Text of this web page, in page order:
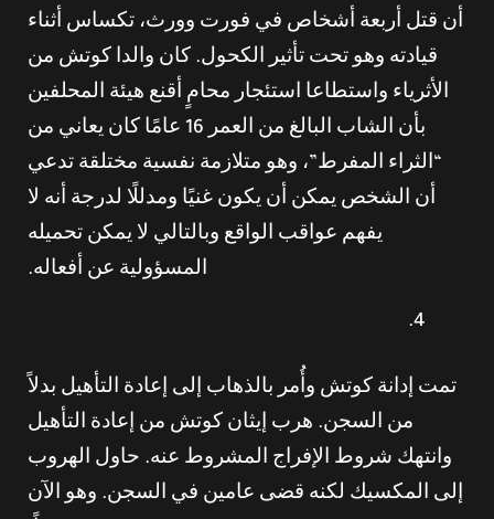
أن قتل أربعة أشخاص في فورت وورث، تكساس أثناء
قيادته وهو تحت تأثير الكحول. كان والدا كوتش من
الأثرياء واستطاعا استئجار محامٍ أقنع هيئة المحلفين
بأن الشاب البالغ من العمر 16 عامًا كان يعاني من
“الثراء المفرط”، وهو متلازمة نفسية مختلقة تدعي
أن الشخص يمكن أن يكون غنيًا ومدللًا لدرجة أنه لا
يفهم عواقب الواقع وبالتالي لا يمكن تحميله
المسؤولية عن أفعاله.
تمت إدانة كوتش وأُمر بالذهاب إلى إعادة التأهيل بدلاً
من السجن. هرب إيثان كوتش من إعادة التأهيل
وانتهك شروط الإفراج المشروط عنه. حاول الهروب
إلى المكسيك لكنه قضى عامين في السجن. وهو الآن